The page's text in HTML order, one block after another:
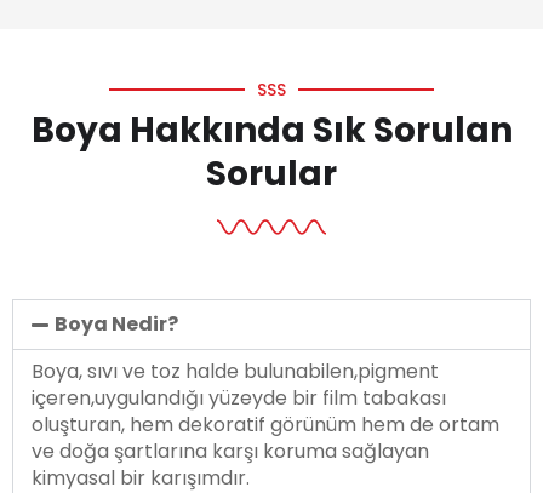
SSS
Boya Hakkında Sık Sorulan
Sorular
Boya Nedir?
Boya, sıvı ve toz halde bulunabilen,pigment
içeren,uygulandığı yüzeyde bir film tabakası
oluşturan, hem dekoratif görünüm hem de ortam
ve doğa şartlarına karşı koruma sağlayan
kimyasal bir karışımdır.